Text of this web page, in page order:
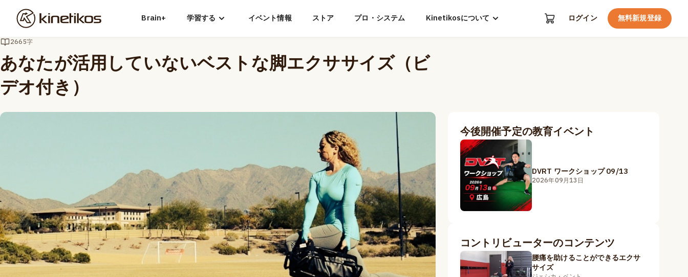
Brain+ 学習する イベント情報 ストア プロ・システム Kinetikosについて ログイン 無料新規登録
2665字
あなたが活用していないベストな脚エクササイズ（ビ
デオ付き）
今後開催予定の教育イベント
DVRT ワークショップ 09/13
2026年09月13日
コントリビューターのコンテンツ
腰痛を助けることができるエクサ
サイズ